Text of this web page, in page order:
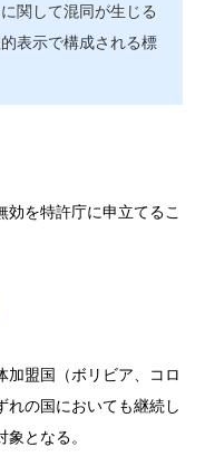
関して混同が生じる
表示で構成される標
を特許庁に申立てるこ
加盟国（ボリビア、コロ
れの国においても継続し
となる。